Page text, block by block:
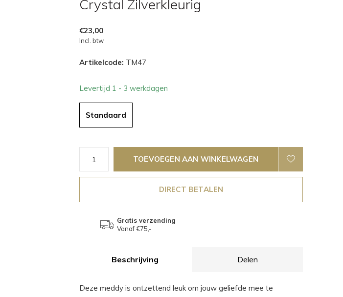
Crystal Zilverkleurig
€23,00
Incl. btw
Artikelcode: TM47
Levertijd 1 - 3 werkdagen
Standaard
TOEVOEGEN AAN WINKELWAGEN
DIRECT BETALEN
Gratis verzending
Vanaf €75,-
Beschrijving Delen
Deze meddy is ontzettend leuk om jouw geliefde mee te